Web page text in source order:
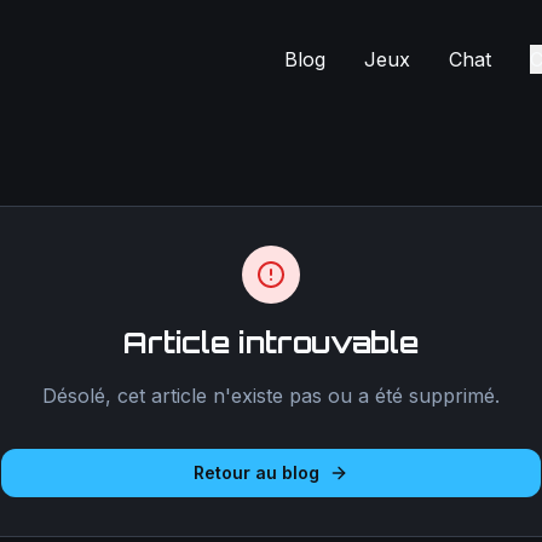
Blog Jeux Chat
Article introuvable
Désolé, cet article n'existe pas ou a été supprimé.
Retour au blog